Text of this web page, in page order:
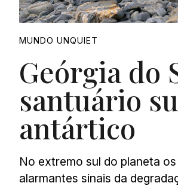
MUNDO UNQUIET
Geórgia do
santuário
antártico
No extremo sul do planeta
alarmantes sinais da